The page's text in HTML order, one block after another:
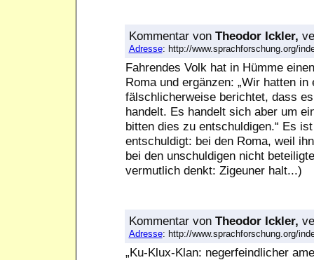
Kommentarvon Theodor Ickler,
Adresse: http://www.sprachforschung.org/
Fahrendes Volk hat in Hümme
Roma und ergänzen: „Wir hatten
fälschlicherweise berichtet, dass
handelt. Es handelt sich aber um
bitten dies zu entschuldigen.“ Es
entschuldigt: bei den Roma, weil
bei den unschuldigen nicht
vermutlich denkt: Zigeuner halt...)
Kommentarvon Theodor Ickler,
Adresse: http://www.sprachforschung.org/
„Ku-Klux-Klan: negerfeindlicher